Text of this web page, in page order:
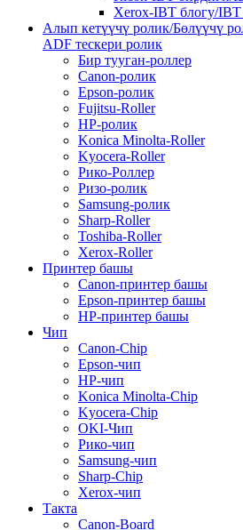
Xerox-IBT блогу/IBT
Алып кетүүчү ролик/Бөлүүчү
ADF тескери ролик
Бир тууган-роллер
Canon-ролик
Epson-ролик
Fujitsu-Roller
HP-ролик
Konica Minolta-Roller
Kyocera-Roller
Рико-Роллер
Ризо-ролик
Samsung-ролик
Sharp-Roller
Toshiba-Roller
Xerox-Roller
Принтер башы
Canon-принтер башы
Epson-принтер башы
HP-принтер башы
Чип
Canon-Chip
Epson-чип
HP-чип
Konica Minolta-Chip
Kyocera-Chip
OKI-Чип
Рико-чип
Samsung-чип
Sharp-Chip
Xerox-чип
Такта
Canon-Board